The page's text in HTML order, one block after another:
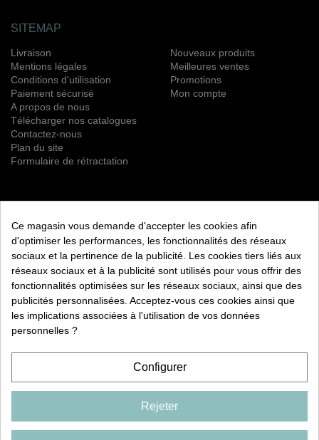
SITEMAP
Livraison
Mentions légales
Conditions d'utilisation
Paiement sécurisé
A propos de nous
Télécharger nos catalogues
Contactez-nous
Plan du site
Formulaire de rétractation
Nouveaux produits
Meilleures ventes
Promotions
Mon compte
S’ABONNER
Vous pouvez vous désinscrire à tout moment. Vous trouverez
pour cela nos informations de contact dans les conditions
d'utilisation du site.
RETROUVEZ NOUS ÉGALEMENT SUR LES RÉSEAUX
SOCIAUX :
COPYRIGHT 2026 CXD
FRANCE. TOUS DROITS
RESERVÉS
Ce magasin vous demande d'accepter les cookies afin
d'optimiser les performances, les fonctionnalités des réseaux
sociaux et la pertinence de la publicité. Les cookies tiers liés aux
réseaux sociaux et à la publicité sont utilisés pour vous offrir des
fonctionnalités optimisées sur les réseaux sociaux, ainsi que des
publicités personnalisées. Acceptez-vous ces cookies ainsi que
les implications associées à l'utilisation de vos données
personnelles ?
Configurer
Rejeter